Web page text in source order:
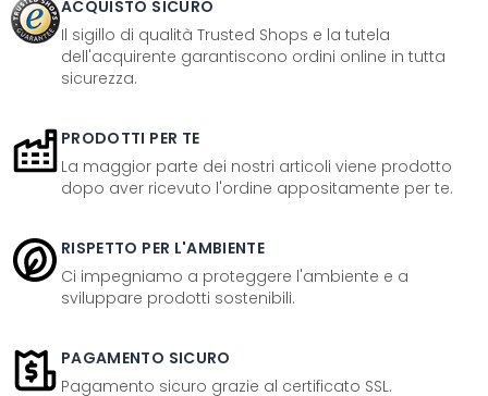
ACQUISTO SICURO
Il sigillo di qualità Trusted Shops e la tutela
dell'acquirente garantiscono ordini online in tutta
sicurezza.
PRODOTTI PER TE
La maggior parte dei nostri articoli viene prodotto
dopo aver ricevuto l'ordine appositamente per te.
RISPETTO PER L'AMBIENTE
Ci impegniamo a proteggere l'ambiente e a
sviluppare prodotti sostenibili.
PAGAMENTO SICURO
Pagamento sicuro grazie al certificato SSL.